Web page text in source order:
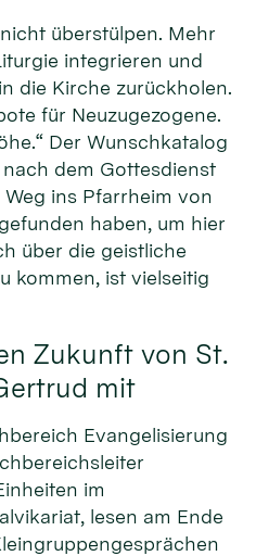
überstülpen. Mehr
integrieren und
die Kirche zurückholen.
für Neuzugezogene.
Der Wunschkatalog
dem Gottesdienst
ins Pfarrheim von
haben, um hier
über die geistliche
kommen, ist vielseitig
Zukunft von St.
mit
Evangelisierung
im
lesen am Ende